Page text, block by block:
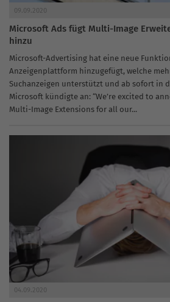
09.09.2020
Microsoft Ads fügt Multi-Image
hinzu
Microsoft-Advertising hat eine neue
Anzeigenplattform hinzugefügt, welche
Suchanzeigen unterstützt und ab sofort in
Microsoft kündigte an: “We’re excited to
Multi-Image Extensions for all our...
04.09.2020